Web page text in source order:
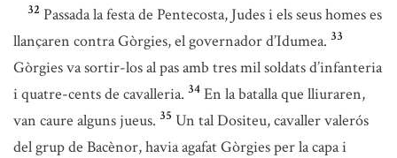
32 Passada la festa de Pentecosta, Judes i els seus homes es
llançaren contra Gòrgies, el governador d’Idumea. 33
Gòrgies va sortir-los al pas amb tres mil soldats d’infanteria
i quatre-cents de cavalleria. 34 En la batalla que lliuraren,
van caure alguns jueus. 35 Un tal Dositeu, cavaller valerós
del grup de Bacènor, havia agafat Gòrgies per la capa i